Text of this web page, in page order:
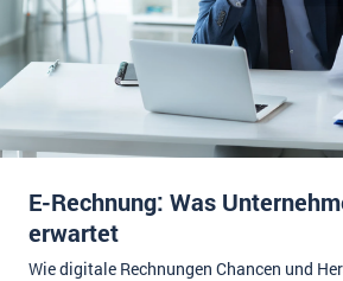
E-Rechnung: Was
erwartet
Wie digitale Rechnungen Chancen und